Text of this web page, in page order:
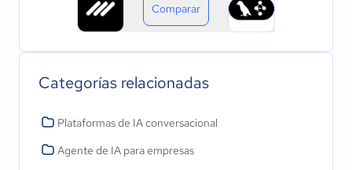
Comparar
Categorías relacionadas
Plataformas de IA conversacional
Agente de IA para empresas